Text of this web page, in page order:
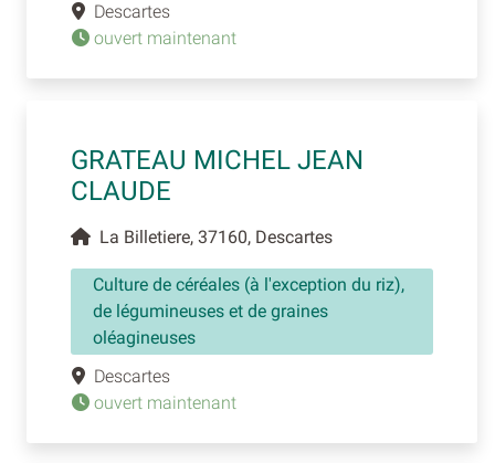
Descartes
ouvert maintenant
GRATEAU MICHEL JEAN
CLAUDE
La Billetiere, 37160, Descartes
Culture de céréales (à l'exception du riz),
de légumineuses et de graines
oléagineuses
Descartes
ouvert maintenant